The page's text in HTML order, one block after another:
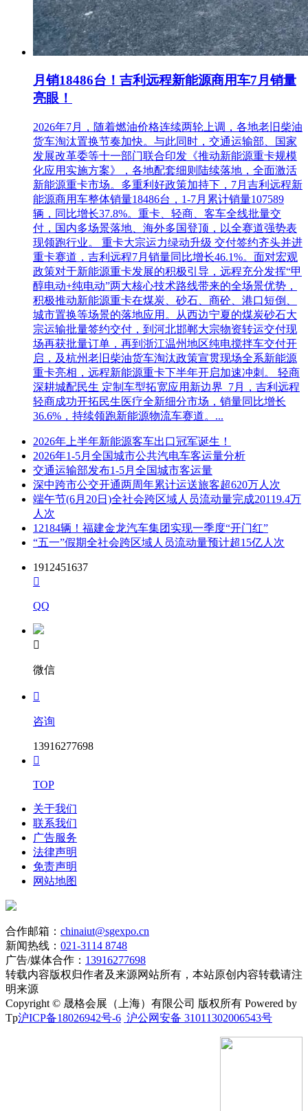
（3）比价保证金的退还：未中价报价人的比价保证金，将在
本项目比价结束后予以原路退还；中价报价人的比价保证金，
在签署合同并提交履约保证金后予以原路退还。如在退还比价
退回。
7.本项目仅接受报名截止前于城轨采购网提报的澄清，各供应
通知。
注：如原生产厂商或授权代理商出具的证明材料未通过评审
的，将作为无效报价处理。
8.正式报价人确定方法：资格审查小组的评委根据公告对报名
人的要求，对各报名人进行资格审查，审查逻辑以各资格审查
条款为要素，按少数服从多数的原则，只有满足要求的报名人
才能成为合格的正式报价人。如第一次合格的正式报价人不足
三家时，视为比价失败，应当重新组织比价，第二次比价时合
格的正式报价人不足三家时也可组织开价。
9.本次比价采用以下办法确定中价候选人：
（1）本项目采取以下第①的比价方法：
①不允许缺漏项，总项总价比：对总项总价进行比较，最低总
价的报名人推荐为该项目第一中价候选人，次低者推荐为第二
中价候选人，以此类推。如遇评审价相同者，以总货期短者列
前。如遇评审价及总货期均相同者，取注册资金大者列前。
（2）若清单中同样物资出现两个或以上的报价时，以最低报
（3）报价人报价时须填写所报产品的品牌、型号等信息，对
于需求清单中已有品牌物资，报价人均按照需求清单中已有的
物资描述的品牌进行报价及填写此品牌及型号，若报价人填写
的品牌及型号与需求清单已有的品牌及型号不一致时，以需求
清单已有的品牌及型号为准签订合同；对于需求清单中无品牌
的物资，报价人须填写所报价物资对应的品牌及型号，作为后
续合同签订及到货验收的依据。要求品牌及型号信息填写完
10.包括但不限于下列情况的，将按照业主公司规定和合同条
或对报价提出实质性修改；
合同；
（3）中价人未能在规定期限内提交履约保证金；
（4）经查实报名人报名资料弄虚作假的，比价保证金不予退
（5）串通参与网上比价相关行为的，如不同报价人的报价文
件用同一电子设备（如MAC地址相同）编制，打包加密或者
11．如果第一中价候选人中价后不按比价结果签订合同，业主
可确定有能力履行合同的第二中价候选人中价，或重新组织比
价。如果第二中价候选人中价后不按比价结果签订合同，业主
可确定有能力履行合同的第三中价候选人中价，或重新组织比
价。如果第三中价候选人均不按比价结果签订合同，则比价失
效。报价响应有效期比规定时间短的将被视为非响应性报价，
业主可以不接受其报价。
13.中价供应商供货时须按照业主的物资编码规则或备注信息
在交付货物上黏贴相应的物资信息。
14.本公告在城轨采购网“www.mtrmart.com”、东莞市轨道交通
有限公司官网“www.dggdjt.com”及中国采购与招标
网“http://www.chinabidding.com.cn/”；请登录上述网站浏览公
月销18486台！吉利远程新能源商用车7月销量
亮眼！
2026年7月，随着燃油价格连续两轮上调，各地老旧柴油
货车淘汰置换节奏加快。与此同时，交通运输部、国家
发展改革委等十一部门联合印发《推动新能源重卡规模
化应用实施方案》，各地配套细则陆续落地，全面激活
新能源重卡市场。多重利好政策加持下，7月吉利远程新
能源商用车整体销量18486台，1-7月累计销量107589
辆，同比增长37.8%。重卡、轻商、客车全线批量交
付，国内多场景落地、海外多国登顶，以全赛道强势表
现领跑行业。 重卡大宗运力绿动升级 交付签约齐头并进
重卡赛道，吉利远程7月销量同比增长46.1%。面对宏观
政策对于新能源重卡发展的积极引导，远程充分发挥“甲
醇电动+纯电动”两大核心技术路线带来的全场景优势，
积极推动新能源重卡在煤炭、砂石、商砼、港口短倒、
城市置换等场景的落地应用。从西边宁夏的煤炭砂石大
宗运输批量签约交付，到河北邯郸大宗物资转运交付现
场再获批量订单，再到浙江温州地区纯电搅拌车交付开
启，及杭州老旧柴油货车淘汰政策宣贯现场全系新能源
重卡亮相，远程新能源重卡下半年开启加速冲刺。 轻商
深耕城配民生 定制车型拓宽应用新边界 7月，吉利远程
轻商成功开拓民生医疗全新细分市场，销量同比增长
36.6%，持续领跑新能源物流车赛道。...
2026年上半年新能源客车出口冠军诞生！
2026年1-5月全国城市公共汽电车客运量分析
交通运输部发布1-5月全国城市客运量
深中跨市公交开通两周年累计运送旅客超620万人次
端午节(6月20日)全社会跨区域人员流动量完成20119.4万
人次
12184辆！福建金龙汽车集团实现一季度“开门红”
“五一”假期全社会跨区域人员流动量预计超15亿人次
1912451637

QQ

微信

咨询
13916277698

TOP
关于我们
联系我们
广告服务
法律声明
免责声明
网站地图
合作邮箱： chinaiut@sgexpo.cn
新闻热线： 021-3114 8748
广告/媒体合作： 13916277698
转载内容版权归作者及来源网站所有，本站原创内容转载请注
明来源
Copyright © 晟格会展（上海）有限公司 版权所有 Powered by
Tp沪ICP备18026942号-6 沪公网安备 31011302006543号